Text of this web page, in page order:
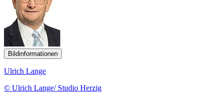
Bildinformationen
Ulrich Lange
© Ulrich Lange/ Studio Herzig